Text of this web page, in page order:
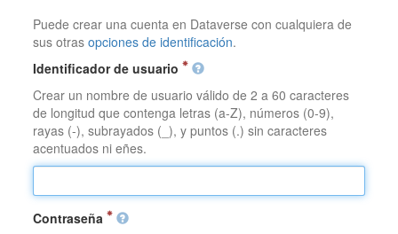
Puede crear una cuenta en Dataverse con cualquiera de
sus otrasopciones de identificación.
Identificador de usuario
Crear un nombre de usuario válido de 2 a 60 caracteres
de longitud que contenga letras (a-Z), números (0-9),
rayas (-), subrayados (_), y puntos (.) sin caracteres
acentuados ni eñes.
Contraseña